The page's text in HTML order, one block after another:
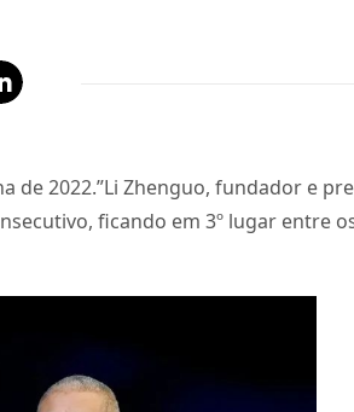
de 2022.”Li Zhenguo, fundador e
ficando em 3º lugar entre